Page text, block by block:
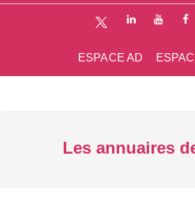
ESPACE AD
Les annuaires